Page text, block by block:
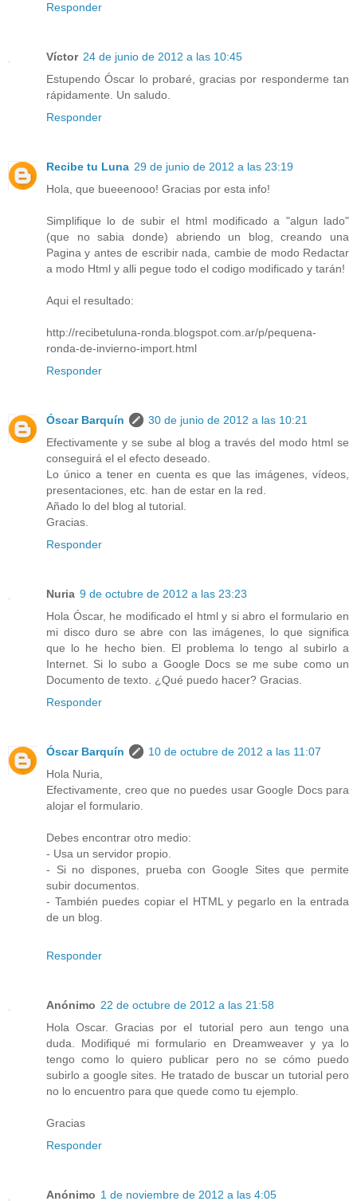
Responder
Víctor 24 de junio de 2012 a las 10:45
Estupendo Óscar lo probaré, gracias por responderme tan
rápidamente. Un saludo.
Responder
Recibe tu Luna 29 de junio de 2012 a las 23:19
Hola, que bueeenooo! Gracias por esta info!
Simplifique lo de subir el html modificado a "algun lado"
(que no sabia donde) abriendo un blog, creando una
Pagina y antes de escribir nada, cambie de modo Redactar
a modo Html y alli pegue todo el codigo modificado y tarán!
Aqui el resultado:
http://recibetuluna-ronda.blogspot.com.ar/p/pequena-
ronda-de-invierno-import.html
Responder
Óscar Barquín
30 de junio de 2012 a las 10:21
Efectivamente y se sube al blog a través del modo html se
conseguirá el el efecto deseado.
Lo único a tener en cuenta es que las imágenes, vídeos,
presentaciones, etc. han de estar en la red.
Añado lo del blog al tutorial.
Gracias.
Responder
Nuria 9 de octubre de 2012 a las 23:23
Hola Óscar, he modificado el html y si abro el formulario en
mi disco duro se abre con las imágenes, lo que significa
que lo he hecho bien. El problema lo tengo al subirlo a
Internet. Si lo subo a Google Docs se me sube como un
Documento de texto. ¿Qué puedo hacer? Gracias.
Responder
Óscar Barquín
10 de octubre de 2012 a las 11:07
Hola Nuria,
Efectivamente, creo que no puedes usar Google Docs para
alojar el formulario.
Debes encontrar otro medio:
- Usa un servidor propio.
- Si no dispones, prueba con Google Sites que permite
subir documentos.
- También puedes copiar el HTML y pegarlo en la entrada
de un blog.
Responder
Anónimo 22 de octubre de 2012 a las 21:58
Hola Oscar. Gracias por el tutorial pero aun tengo una
duda. Modifiqué mi formulario en Dreamweaver y ya lo
tengo como lo quiero publicar pero no se cómo puedo
subirlo a google sites. He tratado de buscar un tutorial pero
no lo encuentro para que quede como tu ejemplo.
Gracias
Responder
Anónimo 1 de noviembre de 2012 a las 4:05